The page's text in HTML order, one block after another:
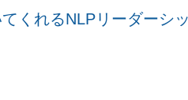
くれるNLPリーダーシッ